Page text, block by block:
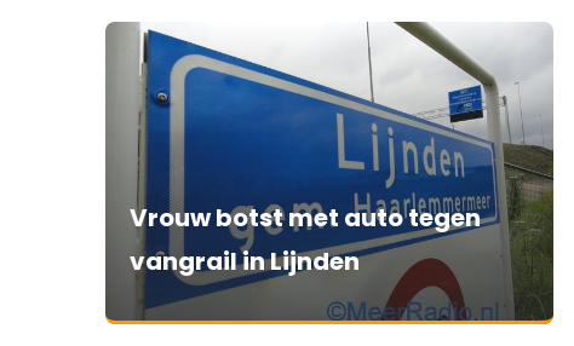
Vrouw botst met auto tegen
vangrail in Lijnden